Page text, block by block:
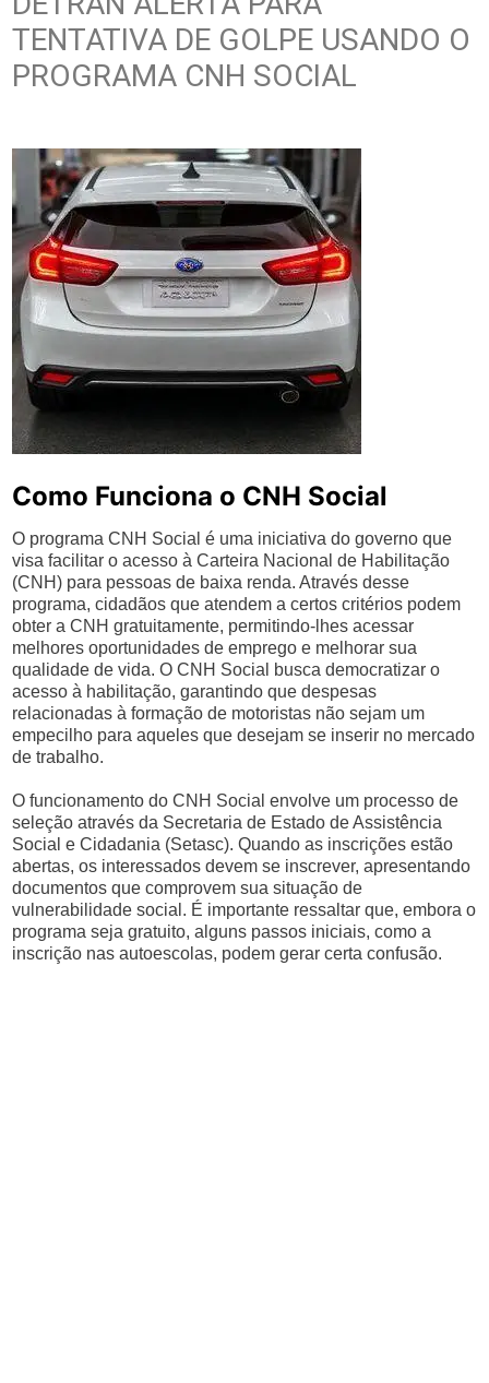
TENTATIVA DE GOLPE USANDO O
PROGRAMA CNH SOCIAL
Como Funciona o CNH Social
O programa CNH Social é uma iniciativa do governo que
visa facilitar o acesso à Carteira Nacional de Habilitação
(CNH) para pessoas de baixa renda. Através desse
programa, cidadãos que atendem a certos critérios podem
obter a CNH gratuitamente, permitindo-lhes acessar
melhores oportunidades de emprego e melhorar sua
qualidade de vida. O CNH Social busca democratizar o
acesso à habilitação, garantindo que despesas
relacionadas à formação de motoristas não sejam um
empecilho para aqueles que desejam se inserir no mercado
de trabalho.
O funcionamento do CNH Social envolve um processo de
seleção através da Secretaria de Estado de Assistência
Social e Cidadania (Setasc). Quando as inscrições estão
abertas, os interessados devem se inscrever, apresentando
documentos que comprovem sua situação de
vulnerabilidade social. É importante ressaltar que, embora o
programa seja gratuito, alguns passos iniciais, como a
inscrição nas autoescolas, podem gerar certa confusão.